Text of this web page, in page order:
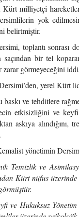
Kürt milliyetçi
yok
belirtmiştir.
toplantı sonrası
saçından bir tel
zarar görmeyeceğini
yerel Kürt
ve tehditlere
etkisizliğini ve keyfi
askıya
yönetimin
Temizlik ve
Kürt nüfus
ve Hukuksuz